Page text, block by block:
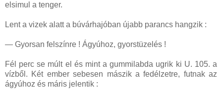
elsimul a tenger.
Lent a vizek alatt a búvárhajóban újabb parancs hangzik :
— Gyorsan felszínre ! Ágyúhoz, gyorstüzelés !
Fél perc se múlt el és mint a gummilabda ugrik ki U. 105. a
vízből. Két ember sebesen mászik a fedélzetre, futnak az
ágyúhoz és máris jelentik :